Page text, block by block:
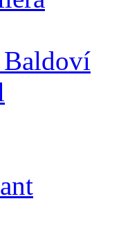
Baldoví